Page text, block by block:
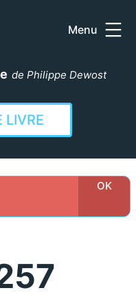
Menu
de Philippe Dewost
LIVRE